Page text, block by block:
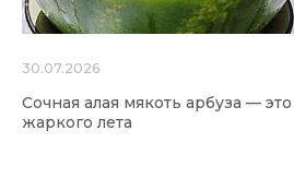
30.07.2026
Сочная алая мякоть арбуза —
жаркого лета